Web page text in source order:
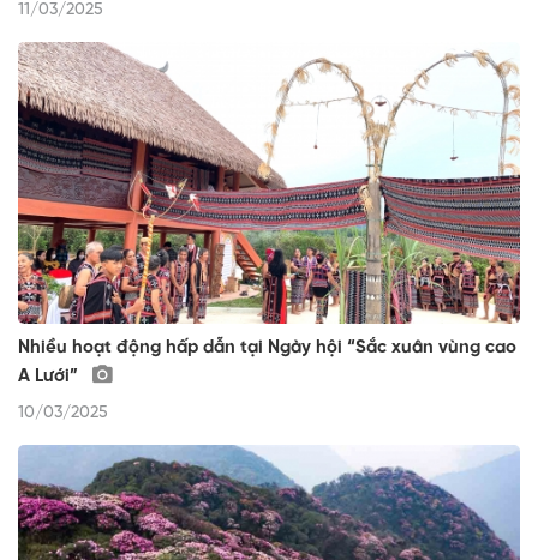
11/03/2025
Nhiều hoạt động hấp dẫn tại Ngày hội “Sắc xuân vùng cao
A Lưới”
10/03/2025